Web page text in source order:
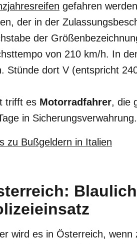
gefahren
der in der
der
von 210 km/h. In
Stünde dort V (entspricht
trifft es Motorradfahrer, die
in Sicherungsverwahrung.
zu Bußgeldern in Italien
wird es in Österreich, wenn